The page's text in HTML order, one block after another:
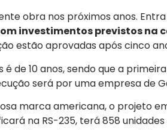
obra nos próximos anos.
investimentos previstos na
estão aprovadas após cinco
de 10 anos, sendo que a
será por uma empresa de
marca americana, o projeto
na RS-235, terá 858